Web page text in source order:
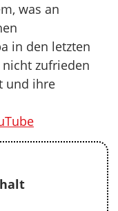
was an
in den letzten
zufrieden
und ihre